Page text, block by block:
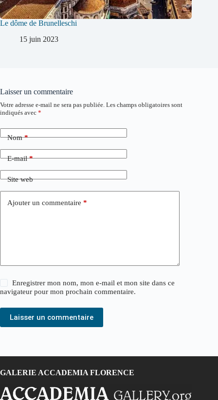
Le dôme de Brunelleschi
15 juin 2023
Laisser un commentaire
Votre adresse e-mail ne sera pas publiée. Les champs obligatoires sont
indiqués avec *
Nom*
E-mail*
Site web
Ajouter un commentaire *
Enregistrer mon nom, mon e-mail et mon site dans ce
navigateur pour mon prochain commentaire.
Laisser un commentaire
GALERIE ACCADEMIA FLORENCE